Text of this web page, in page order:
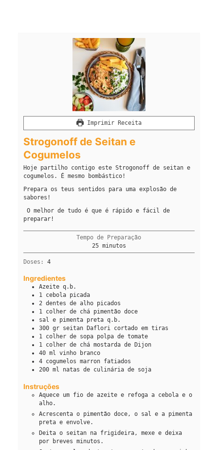
Imprimir Receita
Strogonoff de Seitan e
Cogumelos
Hoje partilho contigo este Strogonoff de seitan e
cogumelos. É mesmo bombástico!
Prepara os teus sentidos para uma explosão de
sabores!
O melhor de tudo é que é rápido e fácil de
preparar!
Tempo de Preparação
25minutos
minutos
Doses: 4
Ingredientes
Azeite q.b.
1 cebola picada
2 dentes de alho picados
1 colher de chá pimentão doce
sal e pimenta preta q.b.
300 gr seitan Daflori cortado em tiras
1 colher de sopa polpa de tomate
1 colher de chá mostarda de Dijon
40 ml vinho branco
4 cogumelos marron fatiados
200 ml natas de culinária de soja
Instruções
Aquece um fio de azeite e refoga a cebola e o
alho.
Acrescenta o pimentão doce, o sal e a pimenta
preta e envolve.
Deita o seitan na frigideira, mexe e deixa
por breves minutos.